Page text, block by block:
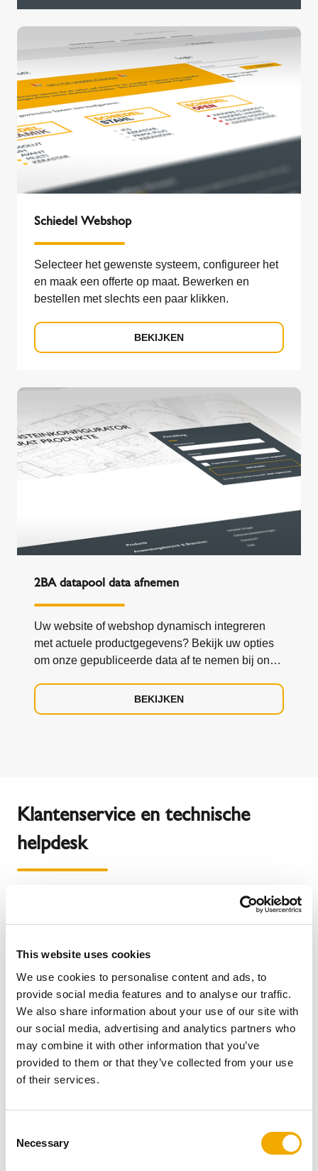
This website uses cookies
We use cookies to personalise content and ads, to
provide social media features and to analyse our traffic.
We also share information about your use of our site with
our social media, advertising and analytics partners who
may combine it with other information that you’ve
provided to them or that they’ve collected from your use
of their services.
Necessary
Schiedel Webshop
Selecteer het gewenste systeem, configureer het
en maak een offerte op maat. Bewerken en
bestellen met slechts een paar klikken.
BEKIJKEN
2BA datapool data afnemen
Uw website of webshop dynamisch integreren
met actuele productgegevens? Bekijk uw opties
om onze gepubliceerde data af te nemen bij onze
BEKIJKEN
Klantenservice en technische
helpdesk
Voor het plaatsen van bestellingen, vragen over
bestellingen of leveringen.
Oude Veerseweg 23
4332 SH Middelburg
+31 (0)118 689 900
-
csc1@schiedel.com